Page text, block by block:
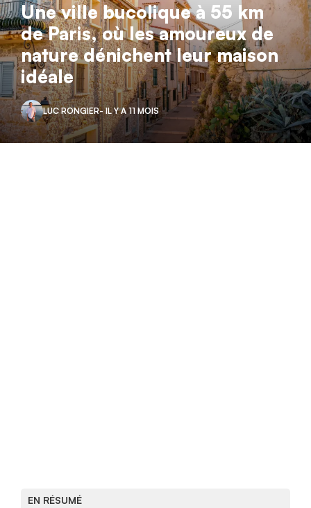
Une ville bucolique à 55 km
de Paris, où les amoureux de
nature dénichent leur maison
idéale
LUC RONGIER- IL Y A 11 MOIS
EN RÉSUMÉ